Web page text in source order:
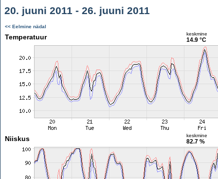
20. juuni 2011 - 26. juuni 2011
<< Eelmine nädal
Temperatuur keskmine
14.9 °C
Niiskus keskmine
82.7 %